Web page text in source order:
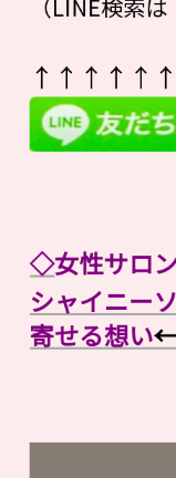
↑↑↑↑↑↑
◇女性サロ
シャイニー
寄せる想い←